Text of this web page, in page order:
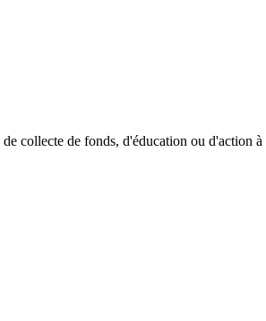
collecte de fonds, d'éducation ou d'action à